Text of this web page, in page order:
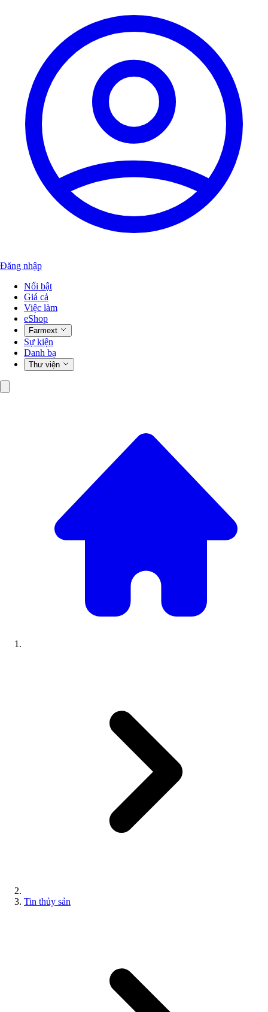
Đăng nhập
Nổi bật
Giá cả
Việc làm
eShop
Farmext
Sự kiện
Danh bạ
Thư viện
Tin thủy sản